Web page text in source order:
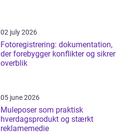
02 july 2026
Fotoregistrering: dokumentation,
der forebygger konflikter og sikrer
overblik
05 june 2026
Muleposer som praktisk
hverdagsprodukt og stærkt
reklamemedie